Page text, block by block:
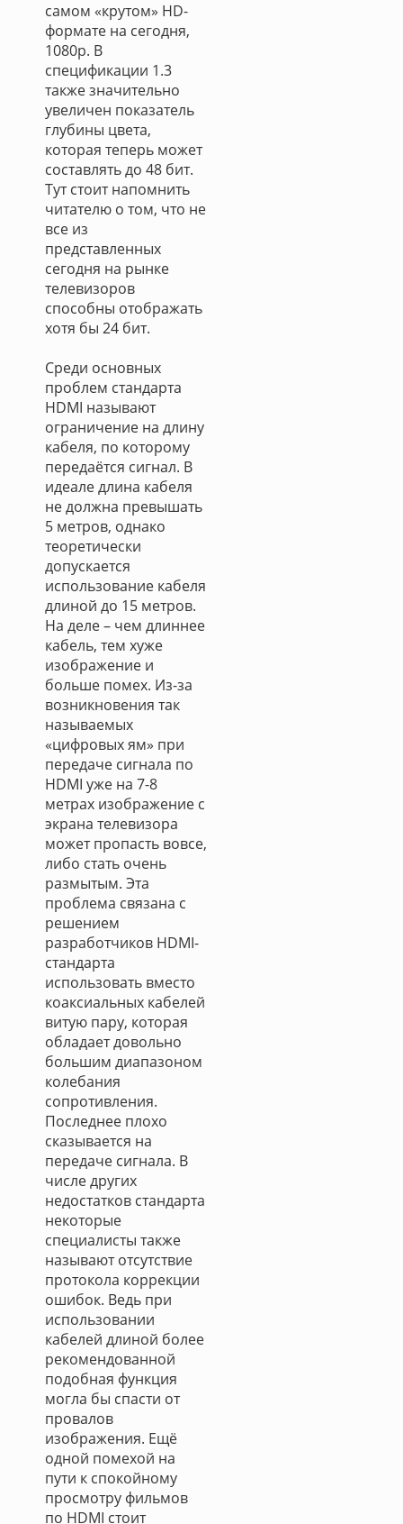
самом «крутом» HD-
формате на сегодня,
1080p. В
спецификации 1.3
также значительно
увеличен показатель
глубины цвета,
которая теперь может
составлять до 48 бит.
Тут стоит напомнить
читателю о том, что не
все из
представленных
сегодня на рынке
телевизоров
способны отображать
хотя бы 24 бит.
Среди основных
проблем стандарта
HDMI называют
ограничение на длину
кабеля, по которому
передаётся сигнал. В
идеале длина кабеля
не должна превышать
5 метров, однако
теоретически
допускается
использование кабеля
длиной до 15 метров.
На деле – чем длиннее
кабель, тем хуже
изображение и
больше помех. Из-за
возникновения так
называемых
«цифровых ям» при
передаче сигнала по
HDMI уже на 7-8
метрах изображение с
экрана телевизора
может пропасть вовсе,
либо стать очень
размытым. Эта
проблема связана с
решением
разработчиков HDMI-
стандарта
использовать вместо
коаксиальных кабелей
витую пару, которая
обладает довольно
большим диапазоном
колебания
сопротивления.
Последнее плохо
сказывается на
передаче сигнала. В
числе других
недостатков стандарта
некоторые
специалисты также
называют отсутствие
протокола коррекции
ошибок. Ведь при
использовании
кабелей длиной более
рекомендованной
подобная функция
могла бы спасти от
провалов
изображения. Ещё
одной помехой на
пути к спокойному
просмотру фильмов
по HDMI стоит